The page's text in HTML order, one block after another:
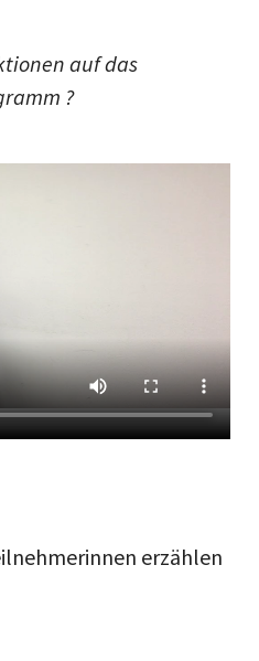
auf das
?
erzählen